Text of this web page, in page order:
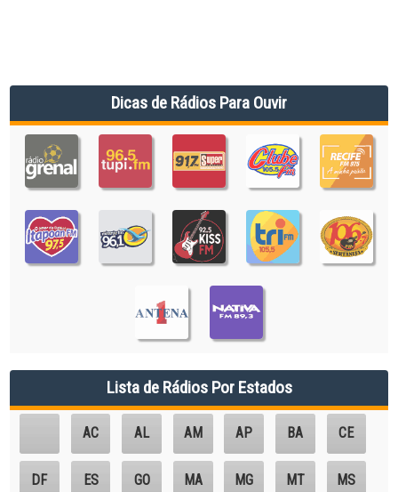
Dicas de Rádios Para Ouvir
Lista de Rádios Por Estados
AC AL AM AP BA CE
DF ES GO MA MG MT MS